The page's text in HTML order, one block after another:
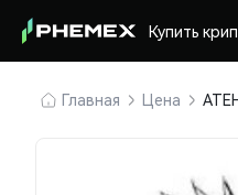
Купить
Главная Цена